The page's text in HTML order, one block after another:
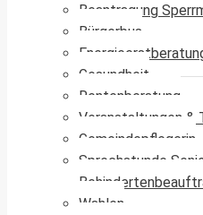
Beantragung
Bürgerbus
Gesundheit
Rentenberatung
Veranstaltungen &
Gemeindepflegerin
Sprechstunde
Wahlen